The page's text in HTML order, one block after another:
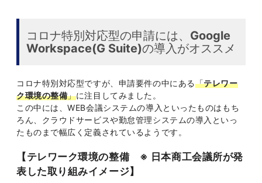
コロナ特別対応型の申請には、 Google
Workspace(G Suite)の導入がオススメ
コロナ特別対応型ですが、申請要件の中にある「テレワー
ク環境の整備」に注目してみました。
この中には、WEB会議システムの導入といったものはもち
ろん、クラウドサービスや勤怠管理システムの導入といっ
たものまで幅広く定義されているようです。
【テレワーク環境の整備 ※ 日本商工会議所が発
表した取り組みイメージ】